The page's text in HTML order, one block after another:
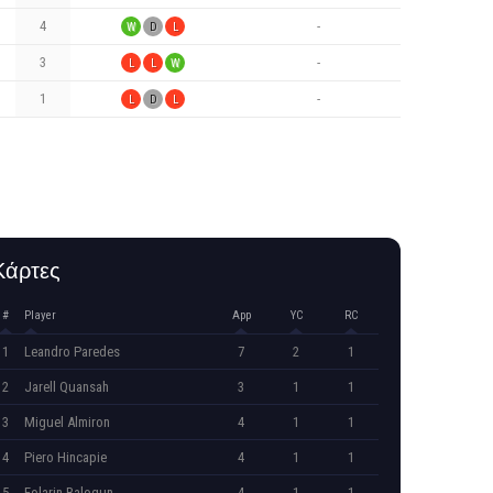
4 W D L -
3 L L W -
1 L D L -
# Player App YC RC
1 Leandro Paredes 7 2 1
2 Jarell Quansah 3 1 1
3 Miguel Almiron 4 1 1
4 Piero Hincapie 4 1 1